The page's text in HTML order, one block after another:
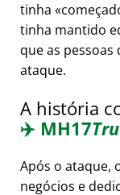
tinha
tinha mantido
que as pessoas
ataque.
A história
✈️ MH17
Após o ataque,
negócios e